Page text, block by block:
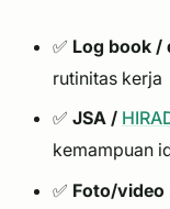
✅ Log book /
rutinitas kerja
✅ JSA /
kemampuan
✅ Foto/video